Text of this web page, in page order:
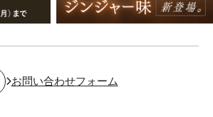
お問い合わせフォーム